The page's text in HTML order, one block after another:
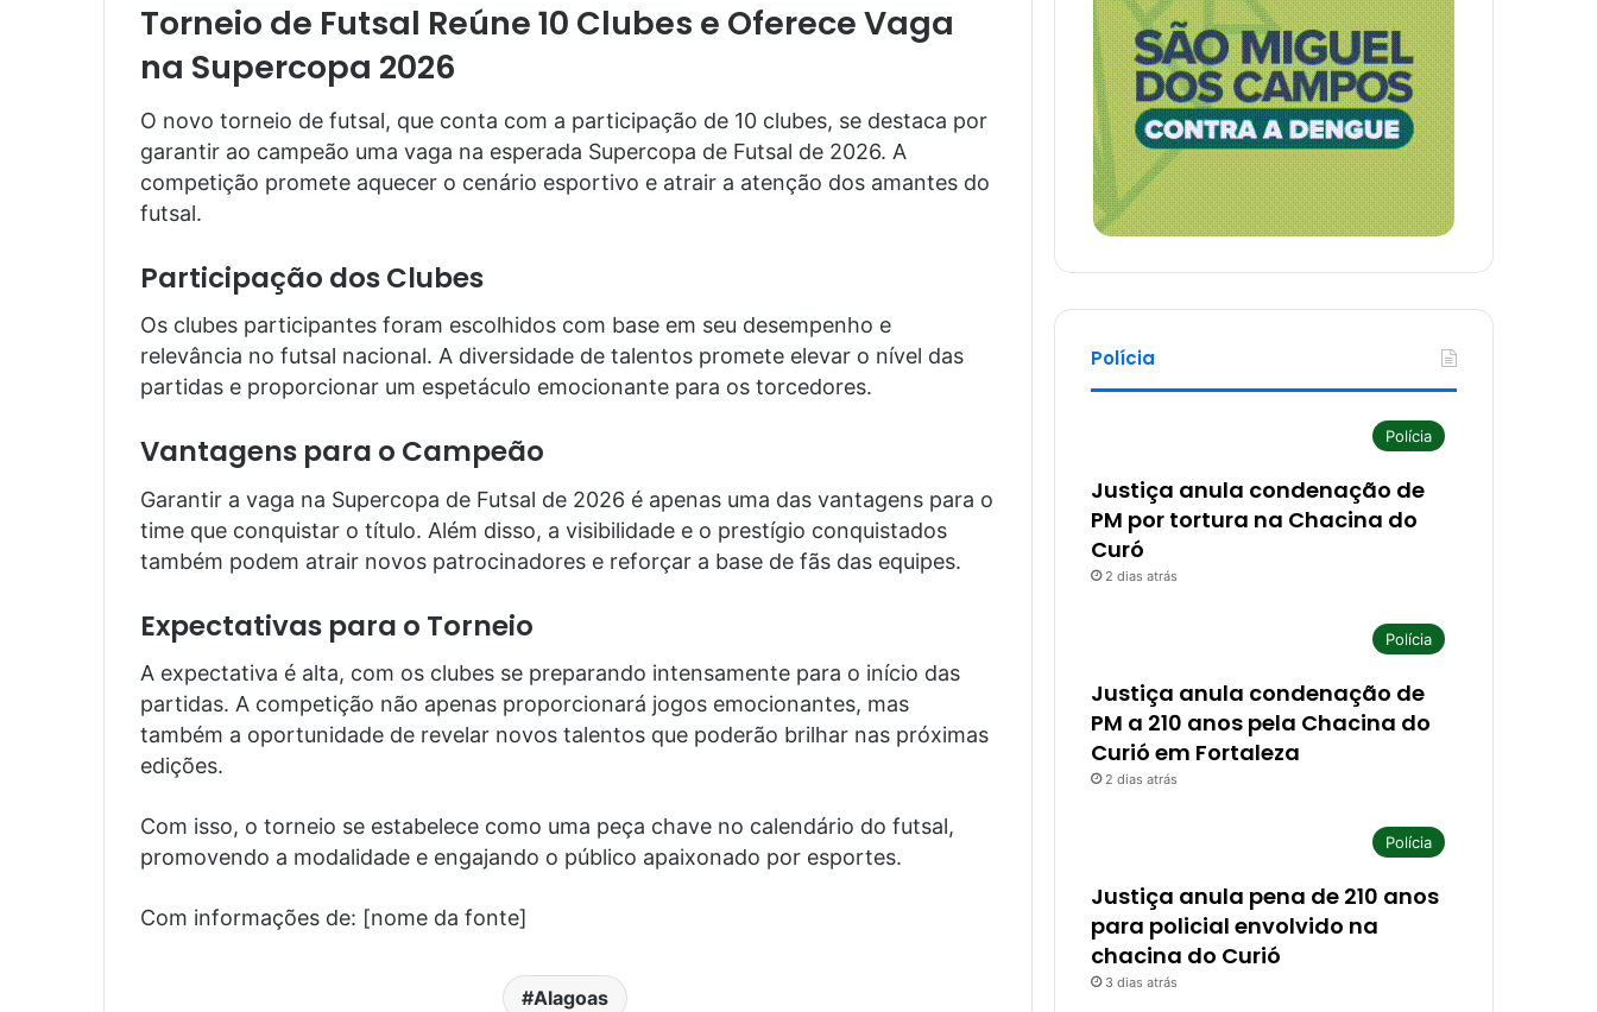
Torneio de Futsal Reúne 10 Clubes e Oferece Vaga
na Supercopa 2026
O novo torneio de futsal, que conta com a participação de 10 clubes, se destaca por
garantir ao campeão uma vaga na esperada Supercopa de Futsal de 2026. A
competição promete aquecer o cenário esportivo e atrair a atenção dos amantes do
futsal.
Participação dos Clubes
Os clubes participantes foram escolhidos com base em seu desempenho e
relevância no futsal nacional. A diversidade de talentos promete elevar o nível das
partidas e proporcionar um espetáculo emocionante para os torcedores.
Vantagens para o Campeão
Garantir a vaga na Supercopa de Futsal de 2026 é apenas uma das vantagens para o
time que conquistar o título. Além disso, a visibilidade e o prestígio conquistados
também podem atrair novos patrocinadores e reforçar a base de fãs das equipes.
Expectativas para o Torneio
A expectativa é alta, com os clubes se preparando intensamente para o início das
partidas. A competição não apenas proporcionará jogos emocionantes, mas
também a oportunidade de revelar novos talentos que poderão brilhar nas próximas
edições.
Com isso, o torneio se estabelece como uma peça chave no calendário do futsal,
promovendo a modalidade e engajando o público apaixonado por esportes.
Com informações de: [nome da fonte]
Alagoas
Polícia
Polícia
Justiça anula condenação de
PM por tortura na Chacina do
Curó
2 dias atrás
Polícia
Justiça anula condenação de
PM a 210 anos pela Chacina do
Curió em Fortaleza
2 dias atrás
Polícia
Justiça anula pena de 210 anos
para policial envolvido na
chacina do Curió
3 dias atrás